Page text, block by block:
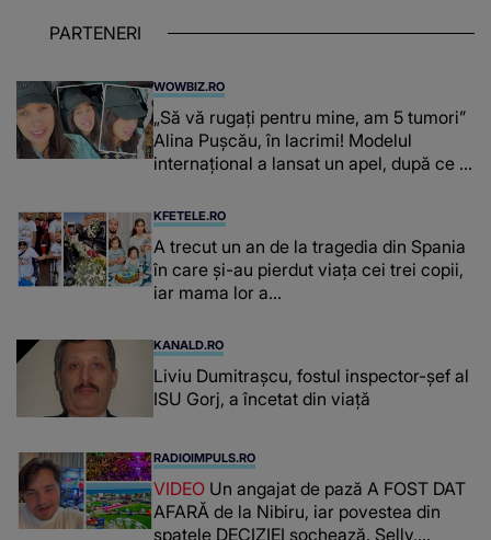
PARTENERI
WOWBIZ.RO
„Să vă rugați pentru mine, am 5 tumori”
Alina Pușcău, în lacrimi! Modelul
internațional a lansat un apel, după ce a
KFETELE.RO
A trecut un an de la tragedia din Spania
în care și-au pierdut viața cei trei copii,
iar mama lor a…
KANALD.RO
Liviu Dumitrașcu, fostul inspector-șef al
ISU Gorj, a încetat din viață
RADIOIMPULS.RO
VIDEO Un angajat de pază A FOST DAT
AFARĂ de la Nibiru, iar povestea din
spatele DECIZIEI șochează. Selly,